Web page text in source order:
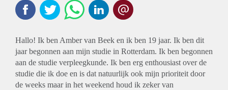
Hallo! Ik ben Amber van Beek en ik ben 19 jaar. Ik ben dit
jaar begonnen aan mijn studie in Rotterdam. Ik ben begonnen
aan de studie verpleegkunde. Ik ben erg enthousiast over de
studie die ik doe en is dat natuurlijk ook mijn prioriteit door
de weeks maar in het weekend houd ik zeker van